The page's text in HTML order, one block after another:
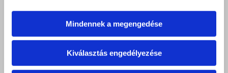
Mindennek a megengedése
Kiválasztás engedélyezése
Nyitva: hétfő - csütörtök 8:00 - 16:30